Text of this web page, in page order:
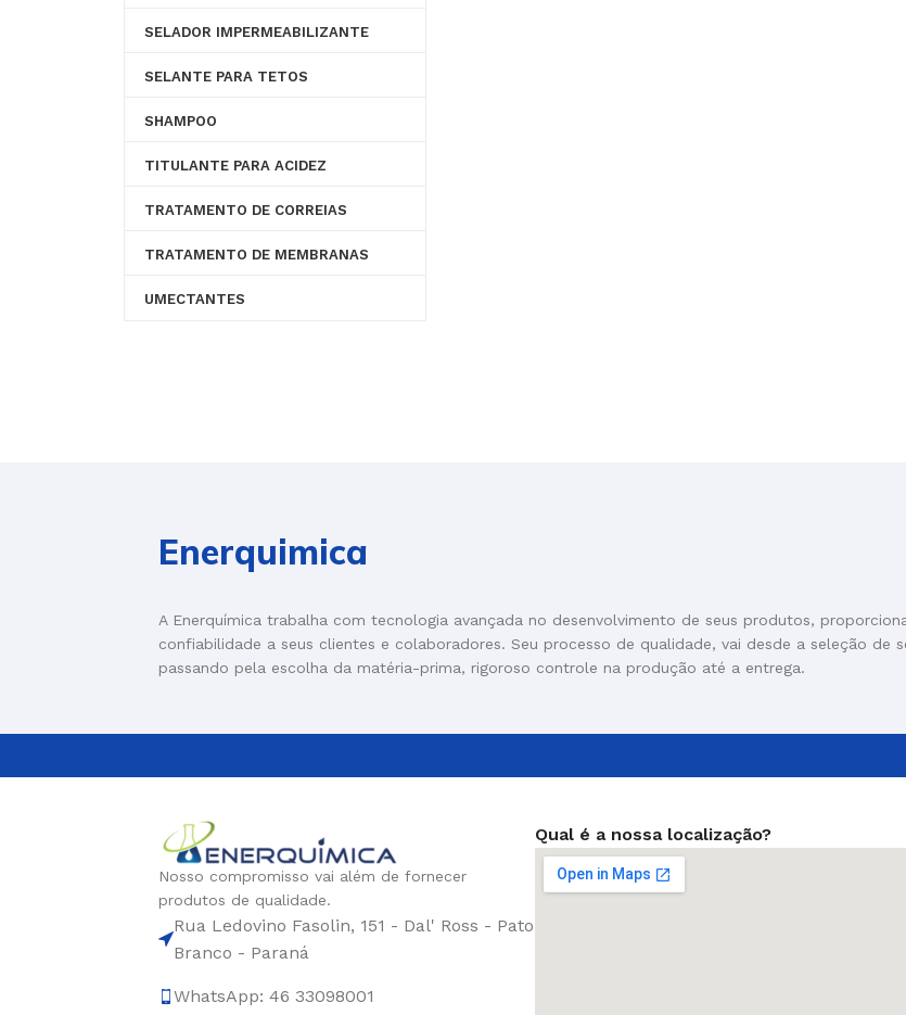
SELADOR IMPERMEABILIZANTE
SELANTE PARA TETOS
SHAMPOO
TITULANTE PARA ACIDEZ
TRATAMENTO DE CORREIAS
TRATAMENTO DE MEMBRANAS
UMECTANTES
Enerquimica
A Enerquímica trabalha com tecnologia avançada no desenvolvimento de seus produtos,
confiabilidade a seus clientes e colaboradores. Seu processo de qualidade, vai desde a seleção de
passando pela escolha da matéria-prima, rigoroso controle na produção até a entrega.
Nosso compromisso vai além de fornecer
produtos de qualidade.
Rua Ledovino Fasolin, 151 - Dal' Ross - Pato
Branco - Paraná
WhatsApp: 46 33098001
Qual é a nossa localização?